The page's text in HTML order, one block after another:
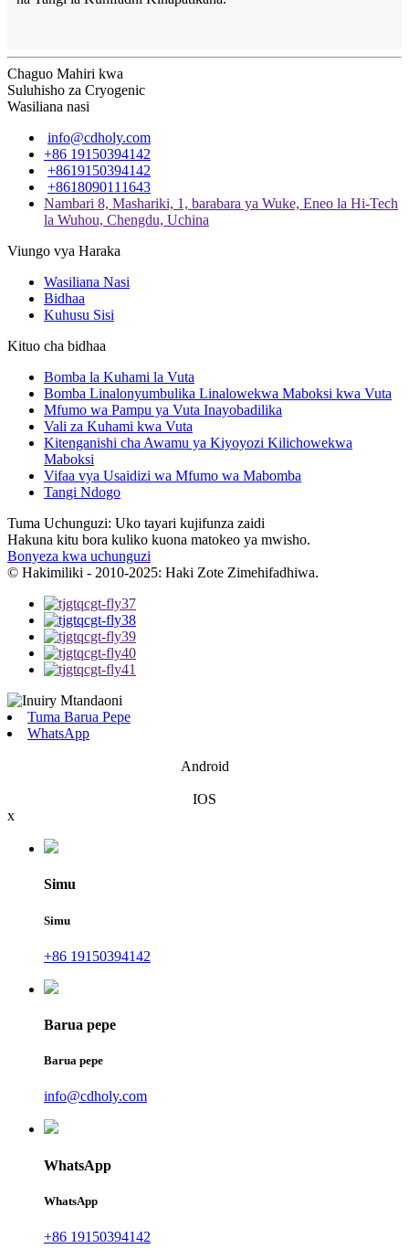
Chaguo Mahiri kwa
Suluhisho za Cryogenic
Wasiliana nasi
info@cdholy.com
+86 19150394142
+8619150394142
+8618090111643
Nambari 8, Mashariki, 1, barabara ya Wuke, Eneo la Hi-Tech
la Wuhou, Chengdu, Uchina
Viungo vya Haraka
Wasiliana Nasi
Bidhaa
Kuhusu Sisi
Kituo cha bidhaa
Bomba la Kuhami la Vuta
Bomba Linalonyumbulika Linalowekwa Maboksi kwa Vuta
Mfumo wa Pampu ya Vuta Inayobadilika
Vali za Kuhami kwa Vuta
Kitenganishi cha Awamu ya Kiyoyozi Kilichowekwa
Maboksi
Vifaa vya Usaidizi wa Mfumo wa Mabomba
Tangi Ndogo
Tuma Uchunguzi: Uko tayari kujifunza zaidi
Hakuna kitu bora kuliko kuona matokeo ya mwisho.
Bonyeza kwa uchunguzi
© Hakimiliki - 2010-2025: Haki Zote Zimehifadhiwa.
Tuma Barua Pepe
WhatsApp
Android
IOS
x
Simu
Simu
+86 19150394142
Barua pepe
Barua pepe
info@cdholy.com
WhatsApp
WhatsApp
+86 19150394142